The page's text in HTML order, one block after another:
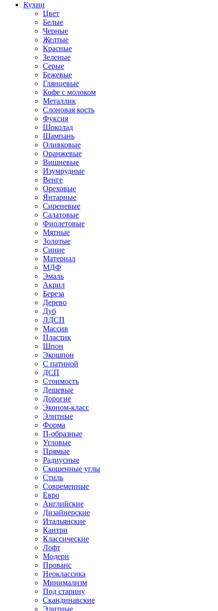
Кухни
Цвет
Белые
Черные
Желтые
Красные
Зеленые
Серые
Бежевые
Глянцевые
Кофе с молоком
Металлик
Слоновая кость
Фуксия
Шоколад
Шампань
Оливковые
Оранжевые
Вишневые
Изумрудные
Венге
Ореховые
Янтарные
Сиреневые
Салатовые
Фиолетовые
Мятные
Золотые
Синие
Материал
МДФ
Эмаль
Акрил
Береза
Дерево
Дуб
ЛДСП
Массив
Пластик
Шпон
Экошпон
С патиной
ДСП
Стоимость
Дешевые
Дорогие
Эконом-класс
Элитные
Форма
П-образные
Угловые
Прямые
Радиусные
Скошенные углы
Стиль
Современные
Евро
Английские
Дизайнерские
Итальянские
Кантри
Классические
Лофт
Модерн
Прованс
Неоклассика
Минимализм
Под старину
Скандинавские
Элитные